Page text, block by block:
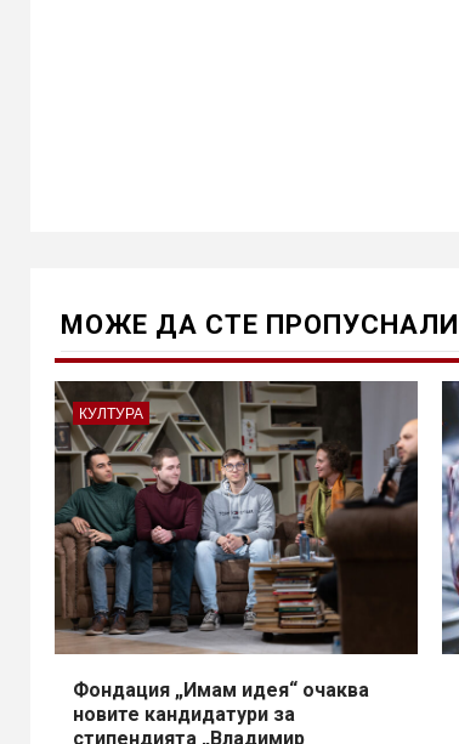
МОЖE ДА СТЕ ПРОПУСНАЛИ
КУЛТУРА
Фондация „Имам идея“ очаква
новите кандидатури за
стипендията „Владимир